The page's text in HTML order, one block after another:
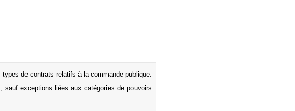
de contrats relatifs à la commande publique.
exceptions liées aux catégories de pouvoirs